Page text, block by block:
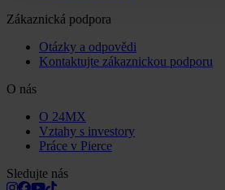
Zákaznická podpora
Otázky a odpovědi
Kontaktujte zákaznickou podporu
O nás
O 24MX
Vztahy s investory
Práce v Pierce
Sledujte nás